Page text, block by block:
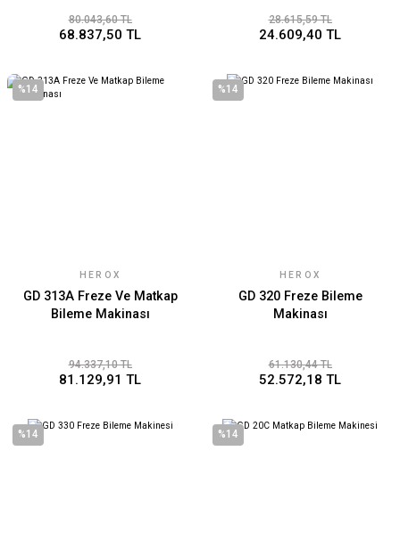
80.043,60 TL
68.837,50 TL
28.615,59 TL
24.609,40 TL
%14
HEROX
GD 313A Freze Ve Matkap
Bileme Makinası
94.337,10 TL
81.129,91 TL
%14
HEROX
GD 320 Freze Bileme
Makinası
61.130,44 TL
52.572,18 TL
%14 %14